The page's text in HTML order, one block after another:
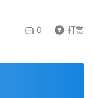
0 打赏